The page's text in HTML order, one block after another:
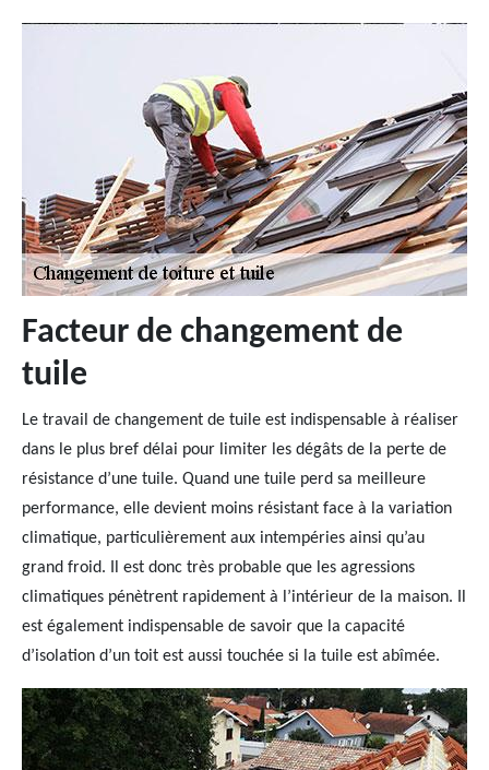
Facteur de changement de
tuile
Le travail de changement de tuile est indispensable à réaliser
dans le plus bref délai pour limiter les dégâts de la perte de
résistance d’une tuile. Quand une tuile perd sa meilleure
performance, elle devient moins résistant face à la variation
climatique, particulièrement aux intempéries ainsi qu’au
grand froid. Il est donc très probable que les agressions
climatiques pénètrent rapidement à l’intérieur de la maison. Il
est également indispensable de savoir que la capacité
d’isolation d’un toit est aussi touchée si la tuile est abîmée.